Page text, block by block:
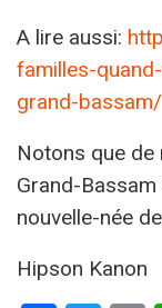
A lire aussi:
familles-
grand-bassam/
Notons que
Grand-
nouvelle-née
Hipson Kanon